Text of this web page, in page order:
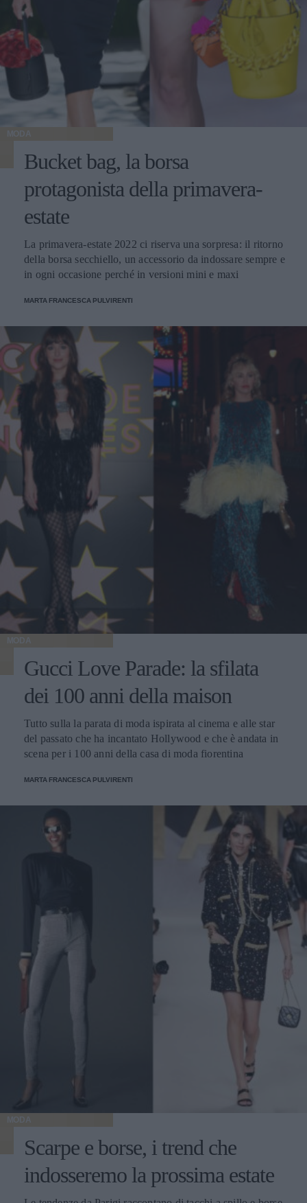
MODA
Bucket bag, la borsa
protagonista della primavera-
estate
La primavera-estate 2022 ci riserva una sorpresa: il ritorno
della borsa secchiello, un accessorio da indossare sempre e
in ogni occasione perché in versioni mini e maxi
MARTA FRANCESCA PULVIRENTI
MODA
Gucci Love Parade: la sfilata
dei 100 anni della maison
Tutto sulla la parata di moda ispirata al cinema e alle star
del passato che ha incantato Hollywood e che è andata in
scena per i 100 anni della casa di moda fiorentina
MARTA FRANCESCA PULVIRENTI
MODA
Scarpe e borse, i trend che
indosseremo la prossima estate